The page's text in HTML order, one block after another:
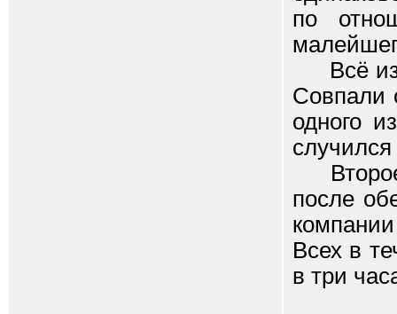
по
Всё
Совпали
одного
Второе
после
Всех в
в три